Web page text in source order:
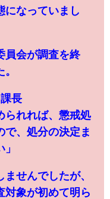
になっていまし
員会が調査を終
長
られれば、懲戒処
で、処分の決定ま
せんでしたが、
対象が初めて明ら